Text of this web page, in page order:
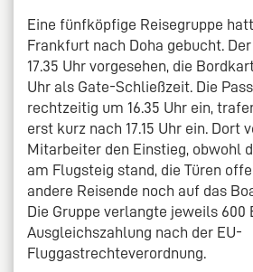
Eine fünfköpfige Reisegruppe
Frankfurt nach Doha gebucht.
17.35 Uhr vorgesehen, die
Uhr als Gate-Schließzeit. Die
rechtzeitig um 16.35 Uhr ein,
erst kurz nach 17.15 Uhr ein. Dort
Mitarbeiter den Einstieg, obwohl
am Flugsteig stand, die Türen
andere Reisende noch auf das
Die Gruppe verlangte jeweils 600
Ausgleichszahlung nach der EU-
Fluggastrechteverordnung.